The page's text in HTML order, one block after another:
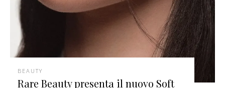
BEAUTY
Rare Beauty presenta il nuovo Soft